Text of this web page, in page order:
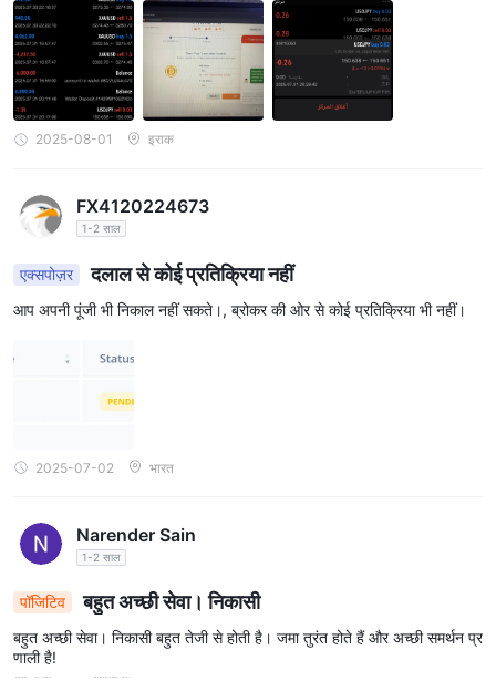
2025-08-01 इराक
FX4120224673
1-2 साल
एक्सपोज़र दलाल से कोई प्रतिक्रिया नहीं
आप अपनी पूंजी भी निकाल नहीं सकते।, ब्रोकर की ओर से कोई प्रतिक्रिया भी नहीं।
2025-07-02 भारत
Narender Sain
1-2 साल
पॉजिटिव बहुत अच्छी सेवा। निकासी
बहुत अच्छी सेवा। निकासी बहुत तेजी से होती है। जमा तुरंत होते हैं और अच्छी समर्थन प्र
णाली है!